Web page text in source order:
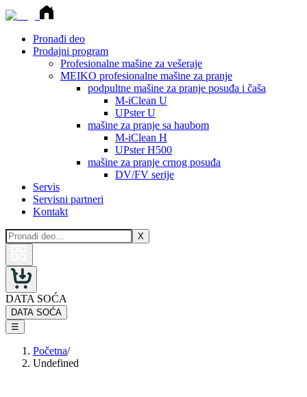
Pronađi deo
Prodajni program
Profesionalne mašine za vešeraje
MEIKO profesionalne mašine za pranje
podpultne mašine za pranje posuđa i čaša
M-iClean U
UPster U
mašine za pranje sa haubom
M-iClean H
UPster H500
mašine za pranje crnog posuđa
DV/FV serije
Servis
Servisni partneri
Kontakt
X
DATA SOĆA
DATA SOĆA
☰
Početna/
Undefined